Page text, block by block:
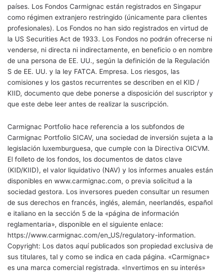
países. Los Fondos Carmignac están registrados en Singapur
como régimen extranjero restringido (únicamente para clientes
profesionales). Los Fondos no han sido registrados en virtud de
la US Securities Act de 1933. Los Fondos no podrán ofrecerse ni
venderse, ni directa ni indirectamente, en beneficio o en nombre
de una persona de EE. UU., según la definición de la Regulación
S de EE. UU. y la ley FATCA. Empresa. Los riesgos, las
comisiones y los gastos recurrentes se describen en el KID /
KIID, documento que debe ponerse a disposición del suscriptor y
que este debe leer antes de realizar la suscripción.
Carmignac Portfolio hace referencia a los subfondos de
Carmignac Portfolio SICAV, una sociedad de inversión sujeta a la
legislación luxemburguesa, que cumple con la Directiva OICVM.
El folleto de los fondos, los documentos de datos clave
(KID/KIID), el valor liquidativo (NAV) y los informes anuales están
disponibles en www.carmignac.com, o previa solicitud a la
sociedad gestora. Los inversores pueden consultar un resumen
de sus derechos en francés, inglés, alemán, neerlandés, español
e italiano en la sección 5 de la «página de información
reglamentaria», disponible en el siguiente enlace:
https://www.carmignac.com/en_US/regulatory-information.
Copyright: Los datos aquí publicados son propiedad exclusiva de
sus titulares, tal y como se indica en cada página. «Carmignac»
es una marca comercial registrada. «Invertimos en su interés»